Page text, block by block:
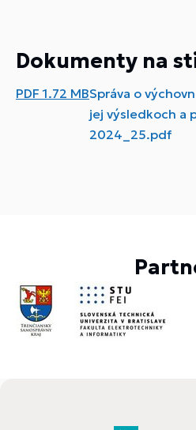
Dokumenty na
PDF1.72 MBSpráva o
jej výsledkoch a
2024_25.pdf